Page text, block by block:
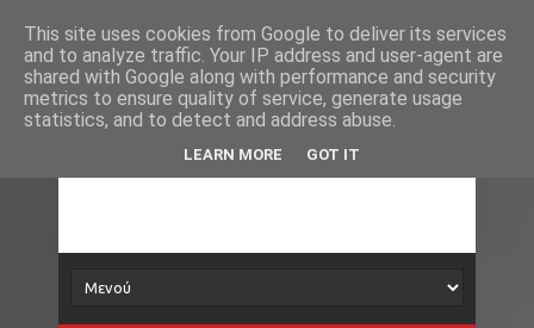
Νέα Loading...
δορυφόρος
Τα νέα όλου του κόσμου στο πιάτο σας
This site uses cookies from Google to deliver its services
and to analyze traffic. Your IP address and user-agent are
shared with Google along with performance and security
metrics to ensure quality of service, generate usage
statistics, and to detect and address abuse.
LEARN MORE GOT IT